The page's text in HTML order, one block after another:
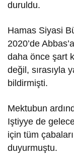
duruldu.
Hamas Siyasi
2020’de
daha önce şart
değil, sırasıyla
bildirmişti.
Mektubun
Iştiyye de
için tüm
duyurmuştu.